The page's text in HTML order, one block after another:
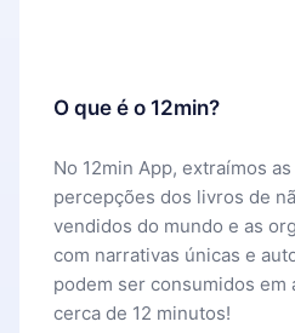
O que é o 12min?
No 12min App, extraímos
percepções dos livros de
vendidos do mundo e as
com narrativas únicas e
podem ser consumidos em
cerca de 12 minutos!